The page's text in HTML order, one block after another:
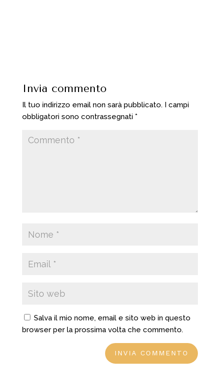
Invia commento
Il tuo indirizzo email non sarà pubblicato. I campi
obbligatori sono contrassegnati *
Salva il mio nome, email e sito web in questo
browser per la prossima volta che commento.